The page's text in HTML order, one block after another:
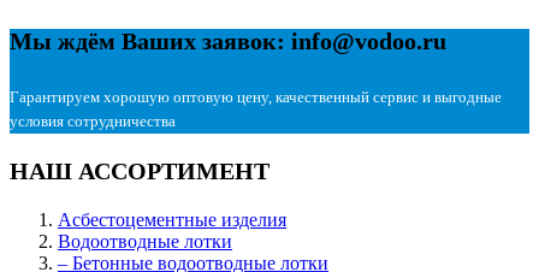
Мы ждём Ваших заявок: info@vodoo.ru
Гарантируем хорошую оптовую цену, качественный сервис и выгодные
условия сотрудничества
НАШ АССОРТИМЕНТ
Асбестоцементные изделия
Водоотводные лотки
– Бетонные водоотводные лотки